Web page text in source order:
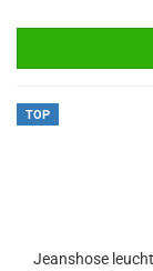
TOP
Jeanshose